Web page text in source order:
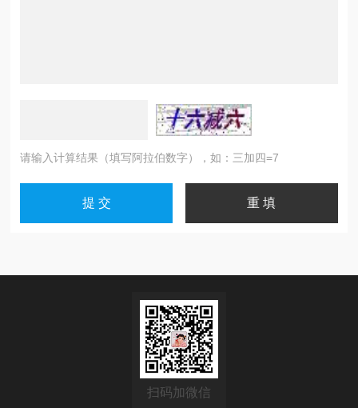
请输入计算结果（填写阿拉伯数字），如：三加四=7
扫码加微信